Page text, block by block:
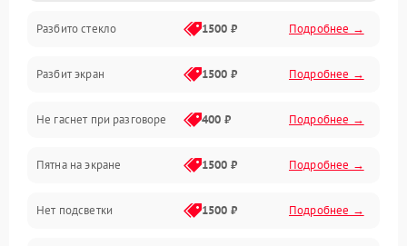
Камеры
Проблемы с дисплеем и сенсором
Зарядка
Проблемы с питанием, зарядкой и аккумулятором
Проблемы с работой системы, корпусом и другие
Разбито стекло 1500 ₽ Подробнее →
Разбит экран 1500 ₽ Подробнее →
Не гаснет при разговоре 400 ₽ Подробнее →
Пятна на экране 1500 ₽ Подробнее →
Нет подсветки 1500 ₽ Подробнее →